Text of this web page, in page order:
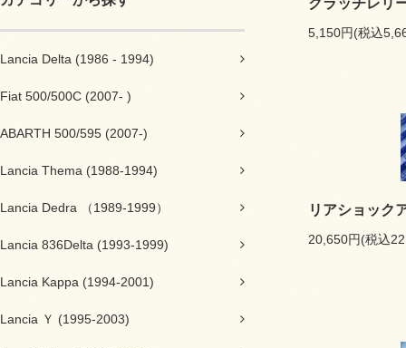
Lancia Delta (1986 - 1994)
Fiat 500/500C (2007- )
ABARTH 500/595 (2007-)
Lancia Thema (1988-1994)
Lancia Dedra （1989-1999）
Lancia 836Delta (1993-1999)
Lancia Kappa (1994-2001)
Lancia Ｙ (1995-2003)
クラッチレリ
5,150円(税込
リアショック
20,650円(税込